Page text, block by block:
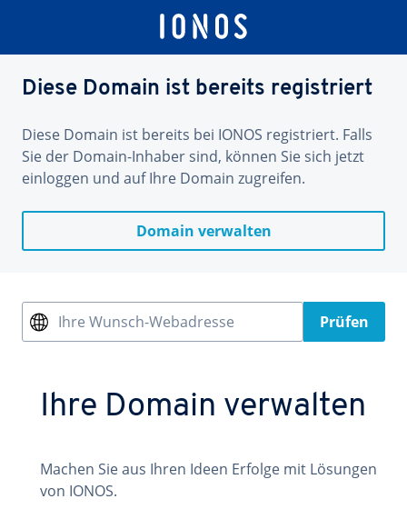
Diese Domain ist bereits registriert
Diese Domain ist bereits bei IONOS registriert. Falls
Sie der Domain-Inhaber sind, können Sie sich jetzt
einloggen und auf Ihre Domain zugreifen.
Domain verwalten
Ihre Wunsch-Webadresse Prüfen
Ihre Domain verwalten
Machen Sie aus Ihren Ideen Erfolge mit Lösungen
von IONOS.